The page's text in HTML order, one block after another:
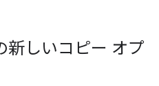
しいコピー オプ